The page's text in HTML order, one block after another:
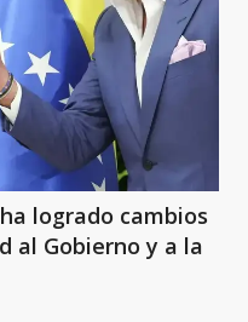
ha logrado cambios
al Gobierno y a la